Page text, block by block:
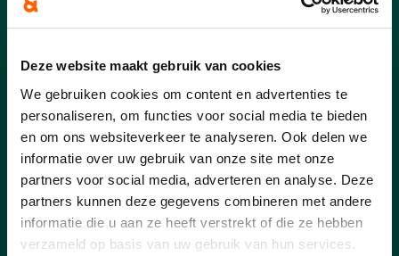
Deze website maakt gebruik van cookies
We gebruiken cookies om content en advertenties te
personaliseren, om functies voor social media te bieden
en om ons websiteverkeer te analyseren. Ook delen we
informatie over uw gebruik van onze site met onze
partners voor social media, adverteren en analyse. Deze
partners kunnen deze gegevens combineren met andere
informatie die u aan ze heeft verstrekt of die ze hebben
verzameld op basis van uw gebruik van hun services.
De Lantaarn januari 2026
voor de uitgave van de Lantaarn
van januari 2026 en maak kennis met
onze frisse lantaarn.
lees meer